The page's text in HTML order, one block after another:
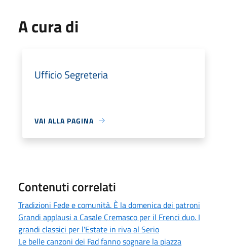
A cura di
Ufficio Segreteria
VAI ALLA PAGINA
Contenuti correlati
Tradizioni Fede e comunità. È la domenica dei patroni
Grandi applausi a Casale Cremasco per il Frenci duo. I
grandi classici per l'Estate in riva al Serio
Le belle canzoni dei Fad fanno sognare la piazza